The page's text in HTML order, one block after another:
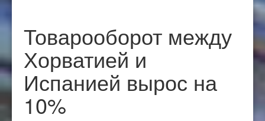
Товарооборот между
Хорватией и
Испанией вырос на
10%